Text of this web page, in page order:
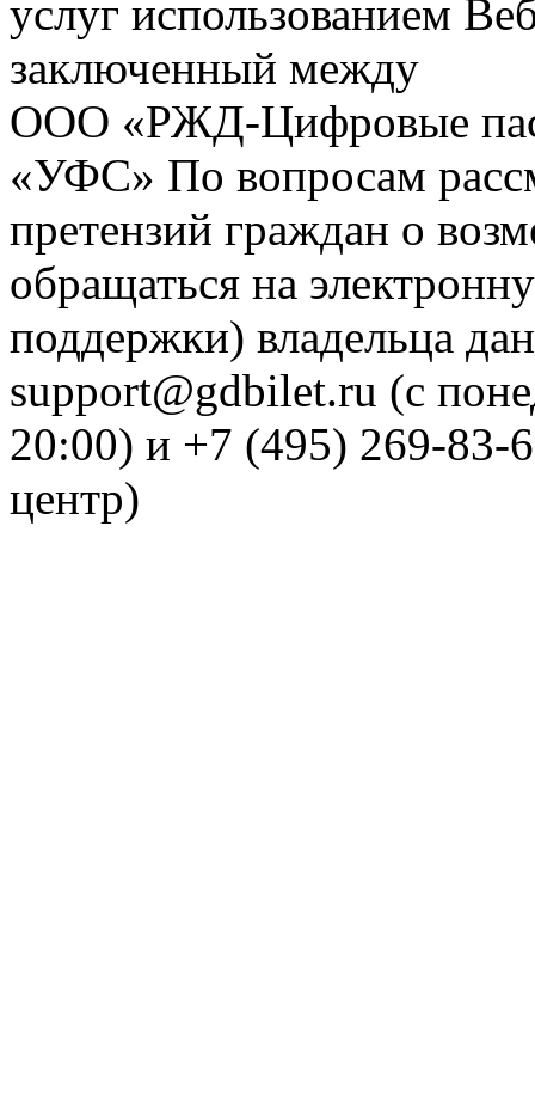
услуг использованием
заключенный между
ООО «РЖД-Цифровые
«УФС» По вопросам
претензий граждан о
обращаться на
поддержки) владельца
support@gdbilet.ru (с
20:00) и +7 (495) 269-83-
центр)